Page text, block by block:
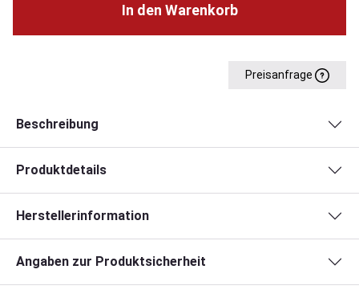
In den Warenkorb
Preisanfrage
Beschreibung
Produktdetails
Herstellerinformation
Angaben zur Produktsicherheit